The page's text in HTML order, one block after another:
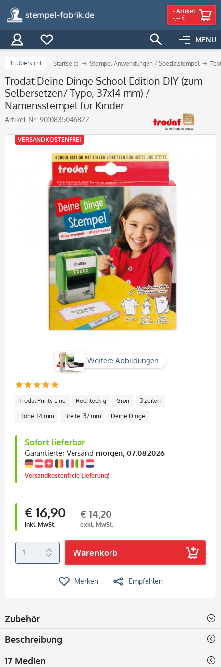
MENÜ
- Artikel
-,-- €
Übersicht Startseite Stempel-Anwendungen / Spezialstempel
Trodat Deine Dinge School Edition DIY (zum
Selbersetzen/ Typo, 37x14 mm) /
Namensstempel für Kinder
Artikel-Nr.: 9010835046822
Weitere Abbildungen
VERSANDKOSTENFREI
Trodat Printy Line Rechteckig Grün 3 Zeilen
Höhe: 14 mm Breite: 37 mm Deine Dinge
Sofort lieferbar
Garantierter Versand morgen, 07.08.2026
Versandkostenfreie Lieferung!
€ 16,90
inkl. MwSt.
€ 14,20
exkl. MwSt.
Warenkorb
Merken Empfehlen
Zubehör
Beschreibung
17 Medien